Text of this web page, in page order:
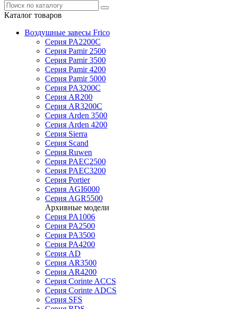
Каталог товаров
Воздушные завесы Frico
Серия PA2200C
Серия Pamir 2500
Серия Pamir 3500
Серия Pamir 4200
Серия Pamir 5000
Серия PA3200C
Серия AR200
Серия AR3200C
Серия Arden 3500
Серия Arden 4200
Серия Sierra
Серия Scand
Серия Ruwen
Серия PAEC2500
Серия PAEC3200
Серия Portier
Серия AGI6000
Серия AGR5500
Архивные модели
Серия PA1006
Серия PA2500
Серия PA3500
Серия PA4200
Серия AD
Серия AR3500
Серия AR4200
Серия Corinte ACCS
Серия Corinte ADCS
Серия SFS